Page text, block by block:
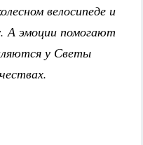
велосипеде и
А эмоции помогают
у Светы